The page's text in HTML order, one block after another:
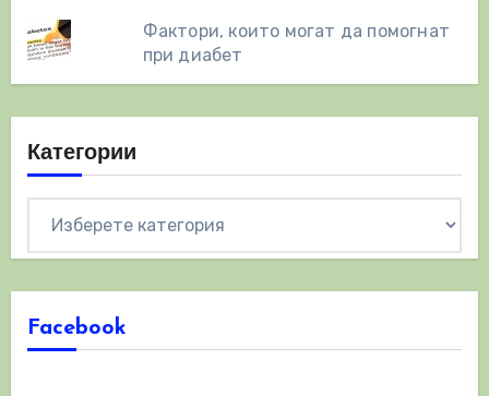
Фактори, които могат да помогнат
при диабет
Категории
Facebook